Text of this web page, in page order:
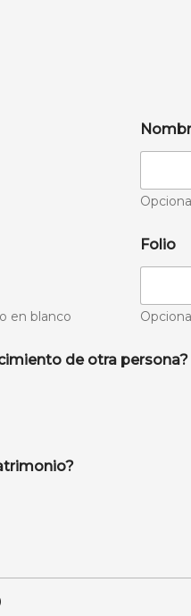
en blanco
Folio
de otra persona?